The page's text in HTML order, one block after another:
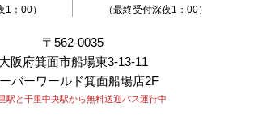
1：00） （最終受付深夜1：00）
〒562-0035
大阪府箕面市船場東3-13-11
バーワールド箕面船場店2F
駅と千里中央駅から無料送迎バス運行中